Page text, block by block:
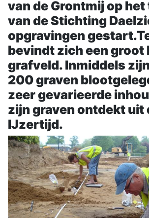
van de Grontmij op
van de Stichting
opgravingen
bevindt zich een groot
grafveld. Inmiddels
200 graven
zeer gevarieerde
zijn graven ontdekt uit
IJzertijd.